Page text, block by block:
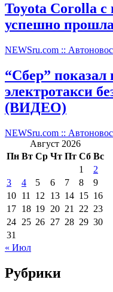
Toyota Corolla
успешно
NEWSru.com ::
“Сбер” показал
электротакси
(ВИДЕО)
NEWSru.com ::
Август 2026
Пн Вт Ср Чт Пт Сб Вс
1
2
3
4 5 6 7 8
9
10 11 12 13 14 15 16
17 18 19 20 21 22 23
24 25 26 27 28 29 30
31
« Июл
Рубрики